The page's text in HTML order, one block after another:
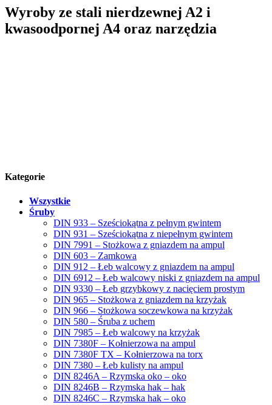
Wyroby ze stali nierdzewnej A2 i
kwasoodpornej A4 oraz narzędzia
Kategorie
Wszystkie
Śruby
DIN 933 – Sześciokątna z pełnym gwintem
DIN 931 – Sześciokątna z niepełnym gwintem
DIN 7991 – Stożkowa z gniazdem na ampul
DIN 603 – Zamkowa
DIN 912 – Łeb walcowy z gniazdem na ampul
DIN 6912 – Łeb walcowy niski z gniazdem na ampul
DIN 9330 – Łeb grzybkowy z nacięciem prostym
DIN 965 – Stożkowa z gniazdem na krzyżak
DIN 966 – Stożkowa soczewkowa na krzyżak
DIN 580 – Śruba z uchem
DIN 7985 – Łeb walcowy na krzyżak
DIN 7380F – Kołnierzowa na ampul
DIN 7380F TX – Kołnierzowa na torx
DIN 7380 – Łeb kulisty na ampul
DIN 8246A – Rzymska oko – oko
DIN 8246B – Rzymska hak – hak
DIN 8246C – Rzymska hak – oko